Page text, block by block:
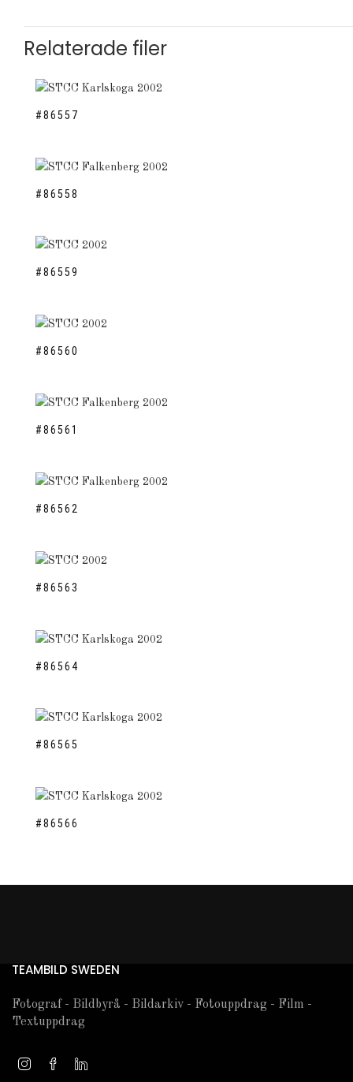
Relaterade filer
#86557
#86558
#86559
#86560
#86561
#86562
#86563
#86564
#86565
#86566
TEAMBILD SWEDEN
Fotograf - Bildbyrå - Bildarkiv - Fotouppdrag - Film -
Textuppdrag